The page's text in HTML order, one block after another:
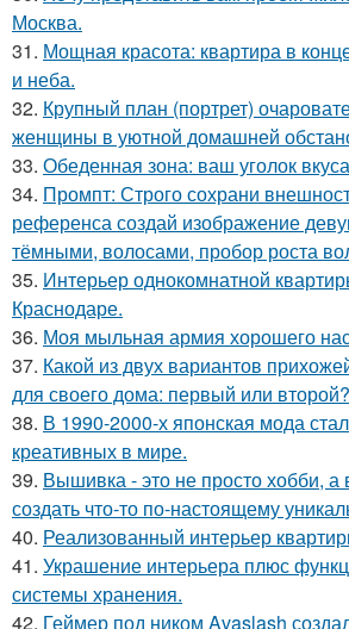
Москва.
31. Мощная красота: квартира в
и неба.
32. Крупный план (портрет)
женщины в уютной домашней
33. Обеденная зона: ваш уголок
34. Промпт: Строго сохрани
референса создай изображение
тёмными, волосами, пробор роста
35. Интерьер однокомнатной
Краснодаре.
36. Моя мыльная армия хорошего
37. Какой из двух вариантов
для своего дома: первый или второй?
38. В 1990-2000-х японская мода
креативных в мире.
39. Вышивка - это не просто хобби, а
создать что-то по-настоящему
40. Реализованный интерьер
41. Украшение интерьера плюс
системы хранения.
42. Геймер под ником Avaslash